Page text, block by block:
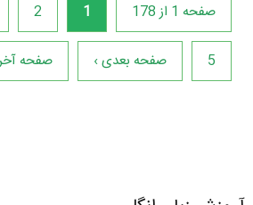
صفحه 1 از 178 1
2
5 صفحه بعدی › صفحه